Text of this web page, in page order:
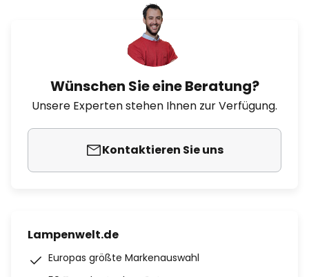
Wünschen Sie eine Beratung?
Unsere Experten stehen Ihnen zur Verfügung.
Kontaktieren Sie uns
Lampenwelt.de
Europas größte Markenauswahl